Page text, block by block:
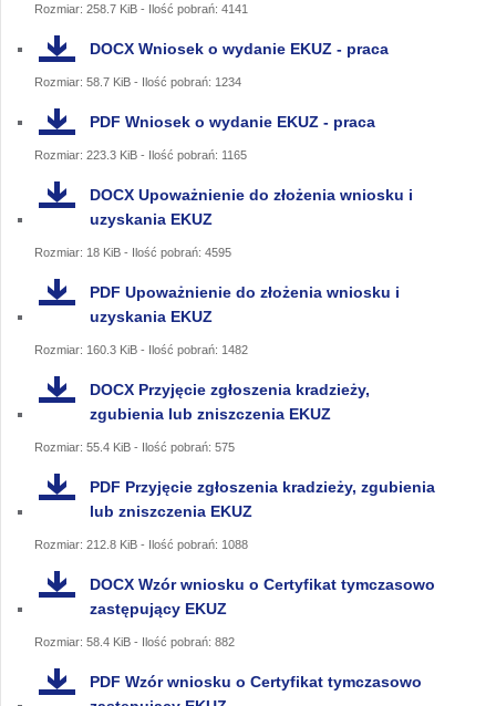
Rozmiar: 258.7 KiB - Ilość pobrań: 4141
DOCX Wniosek o wydanie EKUZ - praca
Rozmiar: 58.7 KiB - Ilość pobrań: 1234
PDF Wniosek o wydanie EKUZ - praca
Rozmiar: 223.3 KiB - Ilość pobrań: 1165
DOCX Upoważnienie do złożenia wniosku i
uzyskania EKUZ
Rozmiar: 18 KiB - Ilość pobrań: 4595
PDF Upoważnienie do złożenia wniosku i
uzyskania EKUZ
Rozmiar: 160.3 KiB - Ilość pobrań: 1482
DOCX Przyjęcie zgłoszenia kradzieży,
zgubienia lub zniszczenia EKUZ
Rozmiar: 55.4 KiB - Ilość pobrań: 575
PDF Przyjęcie zgłoszenia kradzieży, zgubienia
lub zniszczenia EKUZ
Rozmiar: 212.8 KiB - Ilość pobrań: 1088
DOCX Wzór wniosku o Certyfikat tymczasowo
zastępujący EKUZ
Rozmiar: 58.4 KiB - Ilość pobrań: 882
PDF Wzór wniosku o Certyfikat tymczasowo